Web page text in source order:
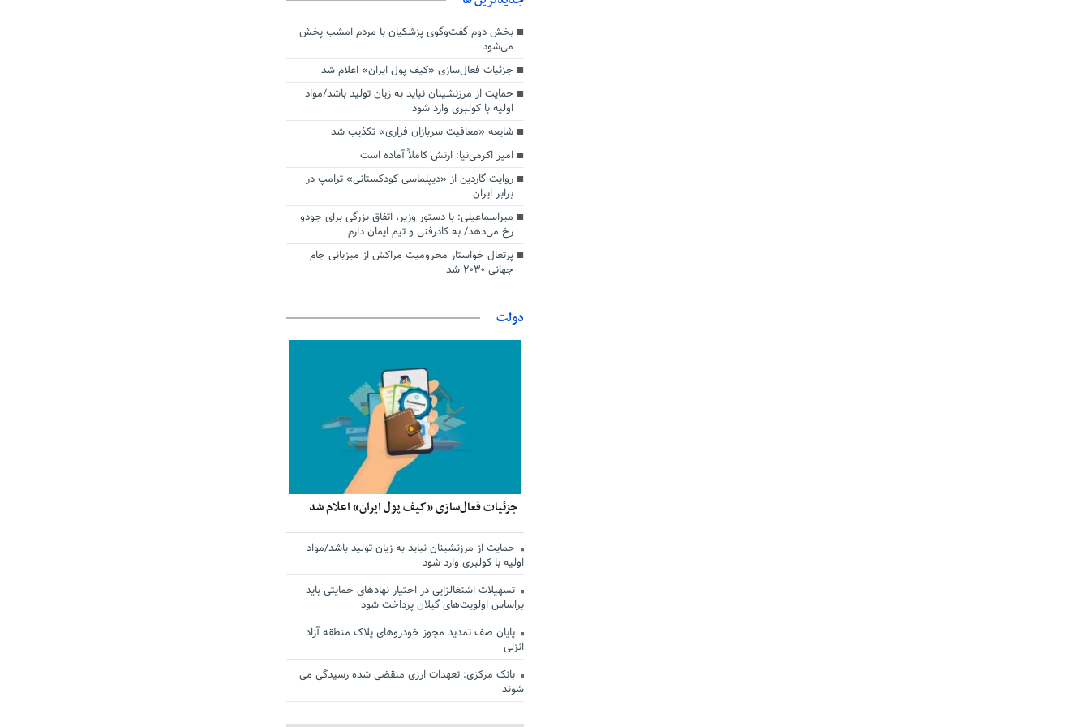
بخش دوم گفت‌وگوی پزشکیان با مردم امشب پخش
می‌شود
جزئیات فعال‌سازی «کیف پول ایران» اعلام شد
حمایت از مرزنشینان نباید به زیان تولید باشد/مواد
اولیه با کولبری وارد شود
شایعه «معافیت سربازان فراری» تکذیب شد
امیر اکرمی‌نیا: ارتش کاملاً آماده است
روایت گاردین از «دیپلماسی کودکستانی» ترامپ در
برابر ایران
میراسماعیلی: با دستور وزیر، اتفاق بزرگی برای جودو
رخ می‌دهد/ به کادرفنی و تیم ایمان دارم
پرتغال خواستار محرومیت مراکش از میزبانی جام
جهانی ۲۰۳۰ شد
دولت
جزئیات فعال‌سازی «کیف پول ایران» اعلام شد
حمایت از مرزنشینان نباید به زیان تولید باشد/مواد
اولیه با کولبری وارد شود
تسهیلات اشتغالزایی در اختیار نهادهای حمایتی باید
براساس اولویت‌های گیلان پرداخت شود
پایان صف تمدید مجوز خودروهای پلاک منطقه آزاد
انزلی
بانک مرکزی: تعهدات ارزی منقضی شده رسیدگی می
شوند